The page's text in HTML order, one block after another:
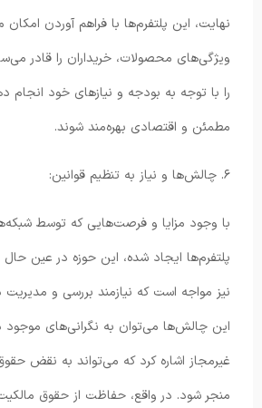
نهایت، این پلتفرم‌ها با فراهم آوردن
ویژگی‌های محصولات، خریداران را قادر
را با توجه به بودجه و نیازهای خود انجام
مطمئن و اقتصادی بهره‌مند شوند.
۶. چالش‌ها و نیاز به تنظیم قوانین:
با وجود مزایا و فرصت‌هایی که توسط
پلتفرم‌ها ایجاد شده، این حوزه در عین
نیز مواجه است که نیازمند بررسی و مدیریت
این چالش‌ها می‌توان به نگرانی‌های موجود
غیرمجاز اشاره کرد که می‌تواند به نقض
منجر شود. در واقع، حفاظت از حقوق